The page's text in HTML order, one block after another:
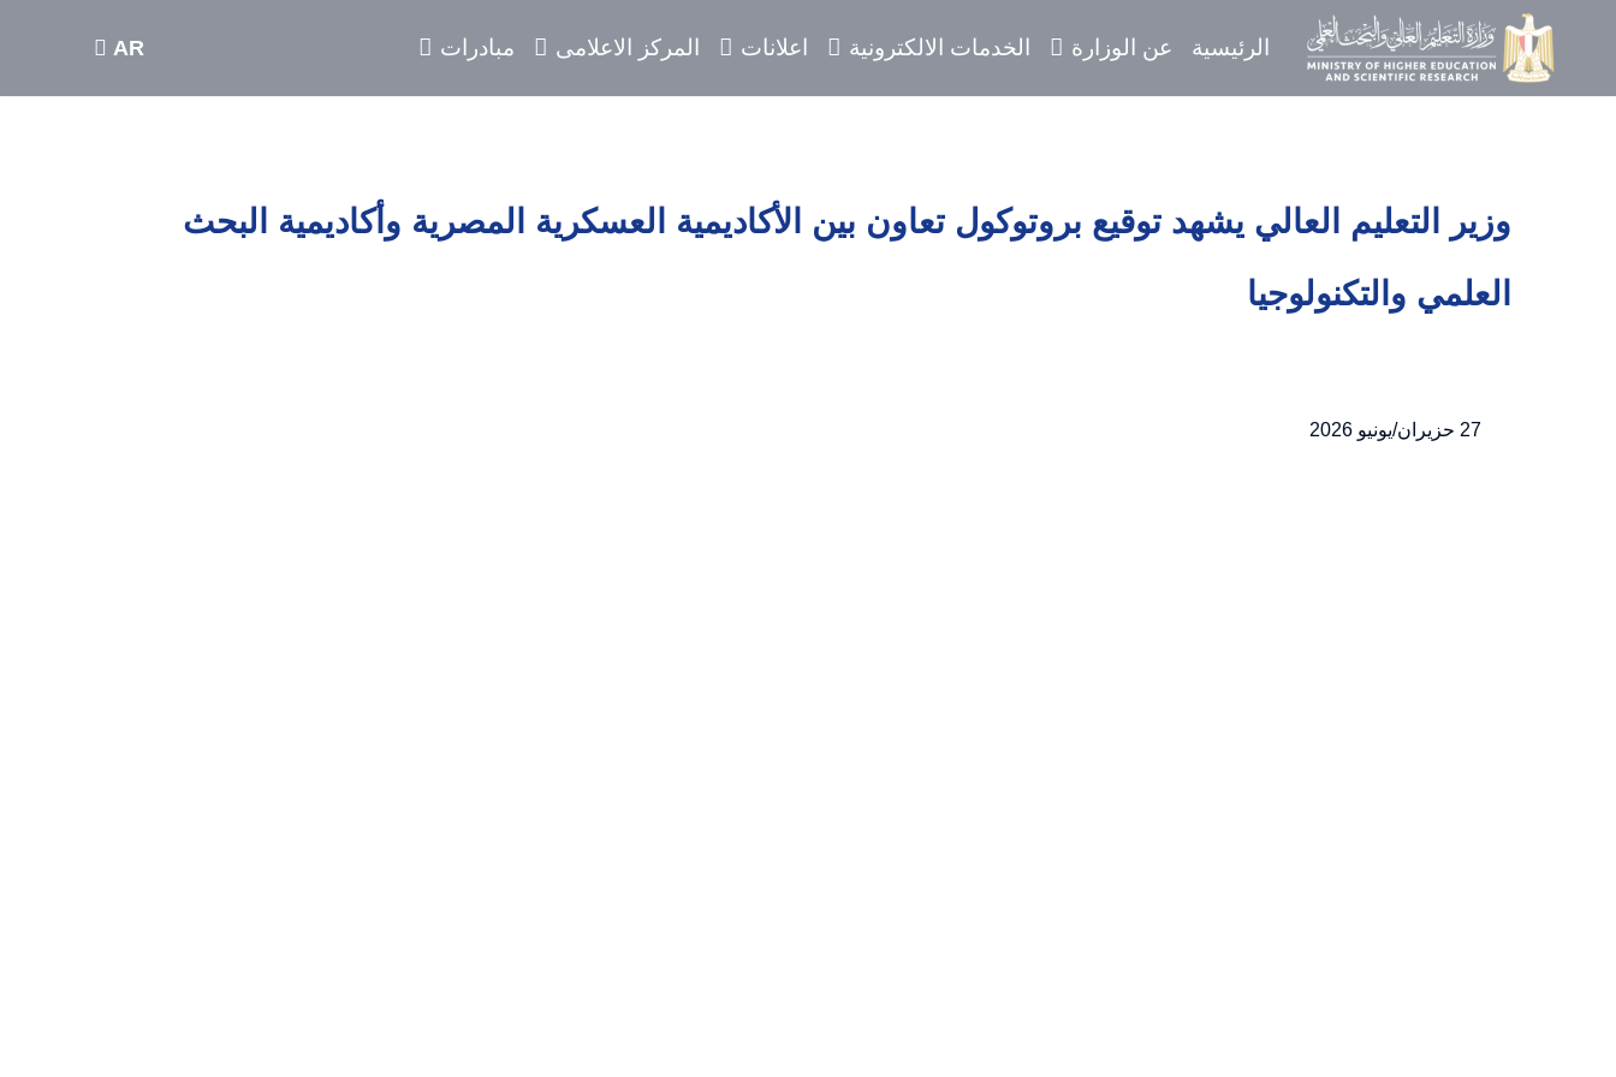
الرئيسية عن الوزارة الخدمات الالكترونية اعلانات المركز الاعلامى مبادرات اختر لغتك
AR
وزير التعليم العالي يشهد توقيع بروتوكول تعاون بين الأكاديمية العسكرية المصرية
وأكاديمية البحث العلمي والتكنولوجيا
27 حزيران/يونيو 2026